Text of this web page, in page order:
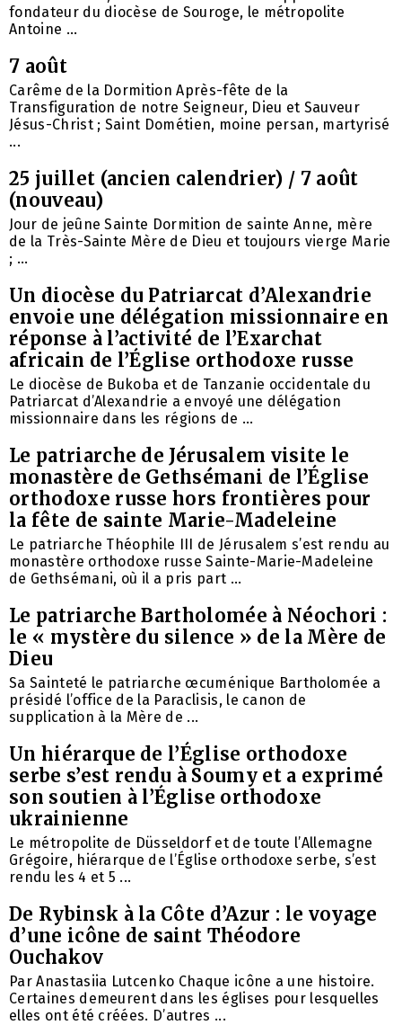
fondateur du diocèse de Souroge, le métropolite
Antoine ...
7 août
Carême de la Dormition Après-fête de la
Transfiguration de notre Seigneur, Dieu et Sauveur
Jésus-Christ ; Saint Dométien, moine persan, martyrisé
...
25 juillet (ancien calendrier) / 7 août
(nouveau)
Jour de jeûne Sainte Dormition de sainte Anne, mère
de la Très-Sainte Mère de Dieu et toujours vierge Marie
; ...
Un diocèse du Patriarcat d’Alexandrie
envoie une délégation missionnaire en
réponse à l’activité de l’Exarchat
africain de l’Église orthodoxe russe
Le diocèse de Bukoba et de Tanzanie occidentale du
Patriarcat d’Alexandrie a envoyé une délégation
missionnaire dans les régions de ...
Le patriarche de Jérusalem visite le
monastère de Gethsémani de l’Église
orthodoxe russe hors frontières pour
la fête de sainte Marie-Madeleine
Le patriarche Théophile III de Jérusalem s’est rendu au
monastère orthodoxe russe Sainte-Marie-Madeleine
de Gethsémani, où il a pris part ...
Le patriarche Bartholomée à Néochori :
le « mystère du silence » de la Mère de
Dieu
Sa Sainteté le patriarche œcuménique Bartholomée a
présidé l’office de la Paraclisis, le canon de
supplication à la Mère de ...
Un hiérarque de l’Église orthodoxe
serbe s’est rendu à Soumy et a exprimé
son soutien à l’Église orthodoxe
ukrainienne
Le métropolite de Düsseldorf et de toute l’Allemagne
Grégoire, hiérarque de l’Église orthodoxe serbe, s’est
rendu les 4 et 5 ...
De Rybinsk à la Côte d’Azur : le voyage
d’une icône de saint Théodore
Ouchakov
Par Anastasiia Lutcenko Chaque icône a une histoire.
Certaines demeurent dans les églises pour lesquelles
elles ont été créées. D’autres ...